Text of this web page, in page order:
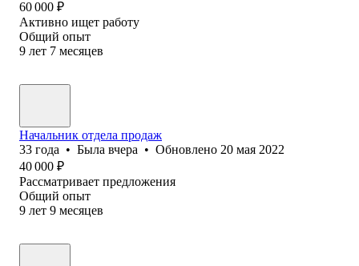
60 000 ₽
Активно ищет работу
Общий опыт
9 лет 7 месяцев
Начальник отдела продаж
33 года • Была вчера • Обновлено 20 мая 2022
40 000 ₽
Рассматривает предложения
Общий опыт
9 лет 9 месяцев